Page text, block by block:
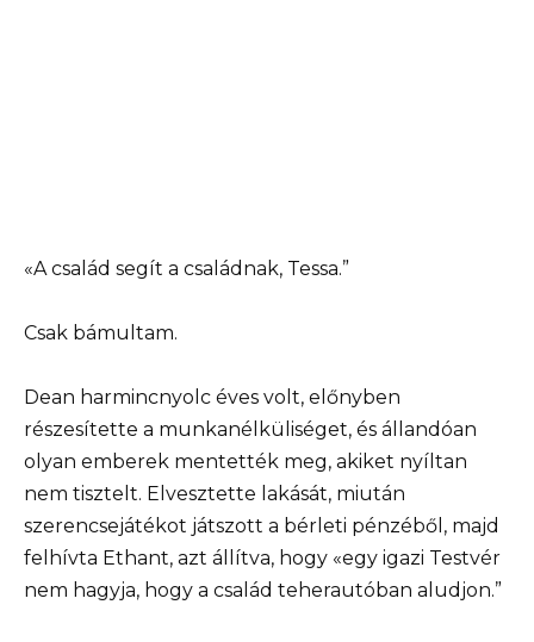
«A család segít a családnak, Tessa.”
Csak bámultam.
Dean harmincnyolc éves volt, előnyben
részesítette a munkanélküliséget, és állandóan
olyan emberek mentették meg, akiket nyíltan
nem tisztelt. Elvesztette lakását, miután
szerencsejátékot játszott a bérleti pénzéből, majd
felhívta Ethant, azt állítva, hogy «egy igazi Testvér
nem hagyja, hogy a család teherautóban aludjon.”